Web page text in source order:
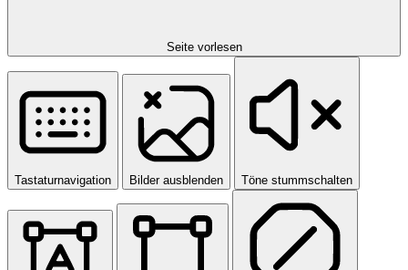
Seite vorlesen
Tastaturnavigation Bilder ausblenden Töne stummschalten